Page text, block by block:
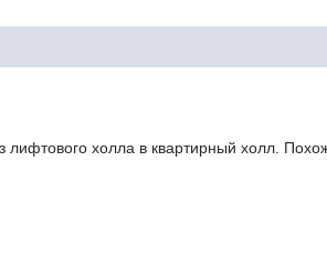
лифтового холла в квартирный холл.